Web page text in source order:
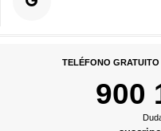
TELÉFONO
900